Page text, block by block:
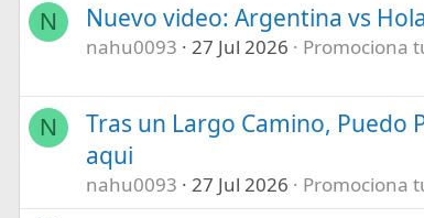
N Nuevo video: Argentina vs
nahu0093 27 Jul 2026 Promociona
N
Tras un Largo Camino,
aqui
nahu0093 27 Jul 2026 Promociona